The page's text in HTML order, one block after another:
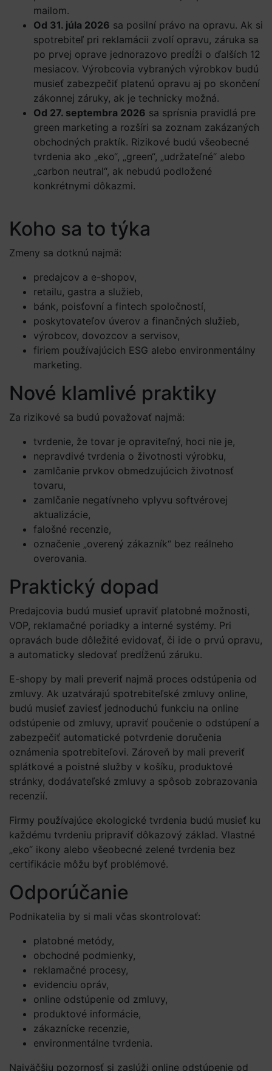
mailom.
Od 31. júla 2026 sa posilní právo na opravu. Ak si
spotrebiteľ pri reklamácii zvolí opravu, záruka sa
po prvej oprave jednorazovo predĺži o ďalších 12
mesiacov. Výrobcovia vybraných výrobkov budú
musieť zabezpečiť platenú opravu aj po skončení
zákonnej záruky, ak je technicky možná.
Od 27. septembra 2026 sa sprísnia pravidlá pre
green marketing a rozšíri sa zoznam zakázaných
obchodných praktík. Rizikové budú všeobecné
tvrdenia ako „eko“, „green“, „udržateľné“ alebo
„carbon neutral“, ak nebudú podložené
konkrétnymi dôkazmi.
Koho sa to týka
Zmeny sa dotknú najmä:
predajcov a e-shopov,
retailu, gastra a služieb,
bánk, poisťovní a fintech spoločností,
poskytovateľov úverov a finančných služieb,
výrobcov, dovozcov a servisov,
firiem používajúcich ESG alebo environmentálny
marketing.
Nové klamlivé praktiky
Za rizikové sa budú považovať najmä:
tvrdenie, že tovar je opraviteľný, hoci nie je,
nepravdivé tvrdenia o životnosti výrobku,
zamlčanie prvkov obmedzujúcich životnosť
tovaru,
zamlčanie negatívneho vplyvu softvérovej
aktualizácie,
falošné recenzie,
označenie „overený zákazník“ bez reálneho
overovania.
Praktický dopad
Predajcovia budú musieť upraviť platobné možnosti,
VOP, reklamačné poriadky a interné systémy. Pri
opravách bude dôležité evidovať, či ide o prvú opravu,
a automaticky sledovať predĺženú záruku.
E-shopy by mali preveriť najmä proces odstúpenia od
zmluvy. Ak uzatvárajú spotrebiteľské zmluvy online,
budú musieť zaviesť jednoduchú funkciu na online
odstúpenie od zmluvy, upraviť poučenie o odstúpení a
zabezpečiť automatické potvrdenie doručenia
oznámenia spotrebiteľovi. Zároveň by mali preveriť
splátkové a poistné služby v košíku, produktové
stránky, dodávateľské zmluvy a spôsob zobrazovania
recenzií.
Firmy používajúce ekologické tvrdenia budú musieť ku
každému tvrdeniu pripraviť dôkazový základ. Vlastné
„eko“ ikony alebo všeobecné zelené tvrdenia bez
certifikácie môžu byť problémové.
Odporúčanie
Podnikatelia by si mali včas skontrolovať:
platobné metódy,
obchodné podmienky,
reklamačné procesy,
evidenciu opráv,
online odstúpenie od zmluvy,
produktové informácie,
zákaznícke recenzie,
environmentálne tvrdenia.
Najväčšiu pozornosť si zaslúži online odstúpenie od